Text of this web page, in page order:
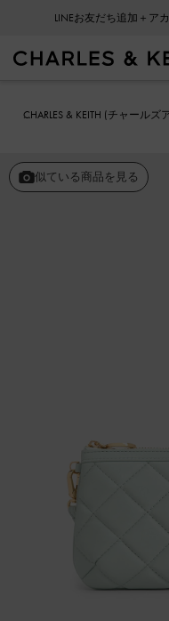
LINEお友だち追加＋ア
CHARLES & KEITH (チャール
似ている商品を見る